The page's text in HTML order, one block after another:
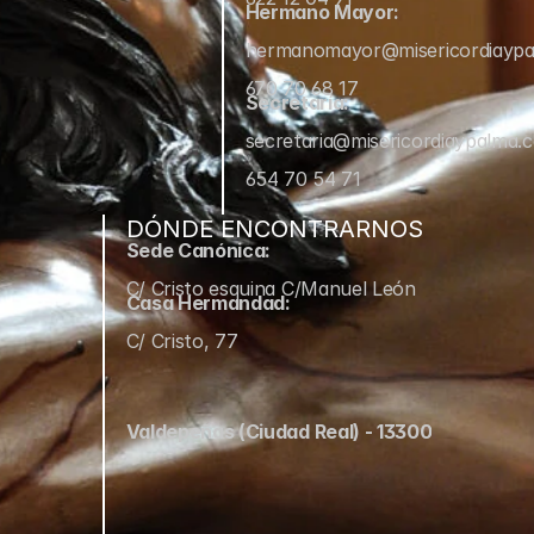
Hermano Mayor:
670 70 68 17
Secretaría:
654 70 54 71
DÓNDE ENCONTRARNOS
Sede Canónica:
C/ Cristo esquina C/Manuel León
Casa Hermandad:
C/ Cristo, 77
Valdepeñas (Ciudad Real) - 13300